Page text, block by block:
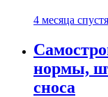
4 месяца спустя
нормы,
сноса